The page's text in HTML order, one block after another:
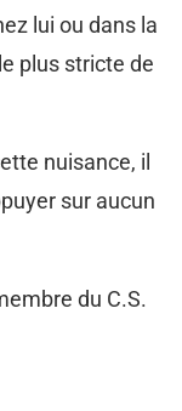
lui ou dans la
plus stricte de
nuisance, il
sur aucun
du C.S.